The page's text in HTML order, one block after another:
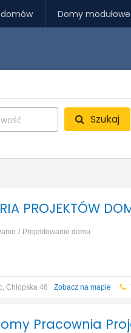
Domy modułowe
Szukaj
PROJEKTÓW
Projektowanie domu
Chłopska 46 Zobacz na mapie
Pracownia